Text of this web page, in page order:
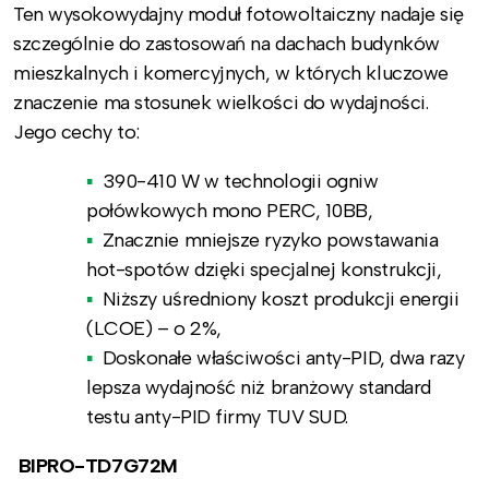
Ten wysokowydajny moduł fotowoltaiczny nadaje się
szczególnie do zastosowań na dachach budynków
mieszkalnych i komercyjnych, w których kluczowe
znaczenie ma stosunek wielkości do wydajności.
Jego cechy to:
390-410 W w technologii ogniw
połówkowych mono PERC, 10BB,
Znacznie mniejsze ryzyko powstawania
hot-spotów dzięki specjalnej konstrukcji,
Niższy uśredniony koszt produkcji energii
(LCOE) – o 2%,
Doskonałe właściwości anty-PID, dwa razy
lepsza wydajność niż branżowy standard
testu anty-PID firmy TUV SUD.
BIPRO-TD7G72M